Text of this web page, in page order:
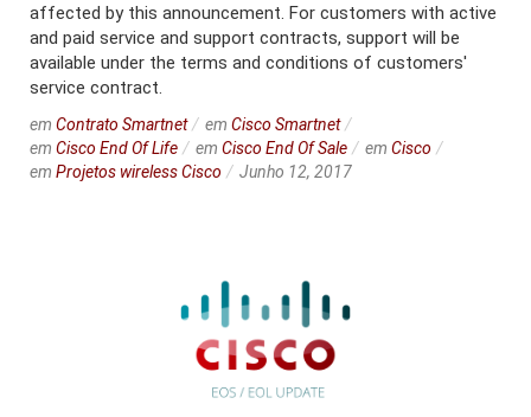
affected by this announcement. For customers with active
and paid service and support contracts, support will be
available under the terms and conditions of customers'
service contract.
em Contrato Smartnet em Cisco Smartnet
em Cisco End Of Life em Cisco End Of Sale em Cisco
em Projetos wireless Cisco Junho 12, 2017